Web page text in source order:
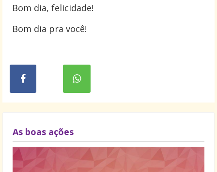
Bom dia, felicidade!
Bom dia pra você!
As boas ações